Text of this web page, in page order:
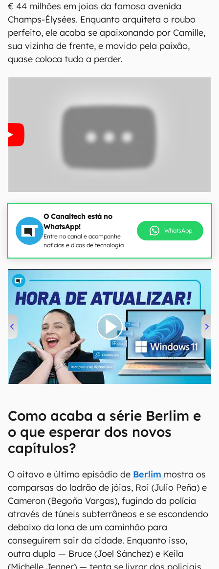
€ 44 milhões em joias da famosa avenida
Champs-Élysées. Enquanto arquiteta o roubo
perfeito, ele acaba se apaixonando por Camille,
sua vizinha de frente, e movido pela paixão,
quase coloca tudo a perder.
O Canaltech está no
WhatsApp!
Entre no canal e acompanhe
notícias e dicas de tecnologia
WhatsApp
00:00 04:52
Como acaba a série Berlim e
o que esperar dos novos
capítulos?
O oitavo e último episódio de Berlim mostra os
comparsas do ladrão de jóias, Roi (Julio Peña) e
Cameron (Begoña Vargas), fugindo da polícia
através de túneis subterrâneos e se escondendo
debaixo da lona de um caminhão para
conseguirem sair da cidade. Enquanto isso,
outra dupla — Bruce (Joel Sánchez) e Keila